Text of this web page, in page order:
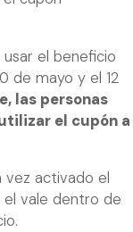
el beneficio
de mayo y el 12
las personas
el cupón a
vez activado el
el vale dentro de